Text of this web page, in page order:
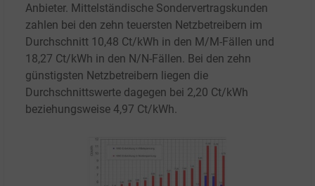
Anbieter. Mittelständische Sondervertragskunden
zahlen bei den zehn teuersten Netzbetreibern im
Durchschnitt 10,48 Ct/kWh in den M/M-Fällen und
18,27 Ct/kWh in den N/N-Fällen. Bei den zehn
günstigsten Netzbetreibern liegen die
Durchschnittswerte dagegen bei 2,20 Ct/kWh
beziehungsweise 4,97 Ct/kWh.